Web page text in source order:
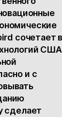
сочетает в
и с
сделает